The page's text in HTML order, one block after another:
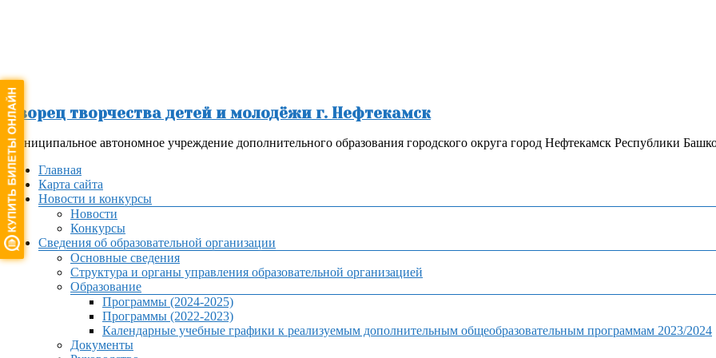
Дворец творчества детей и молодёжи г. Нефтекамск
Муниципальное автономное учреждение дополнительного образования городского округа город Нефтекамск Республики
МенюГлавная
Карта сайта
Новости и конкурсы
Новости
Конкурсы
Сведения об образовательной организации
Основные сведения
Структура и органы управления образовательной организацией
Образование
Программы (2024-2025)
Программы (2022-2023)
Календарные учебные графики к реализуемым дополнительным общеобразовательным программам 2023/2024
Документы